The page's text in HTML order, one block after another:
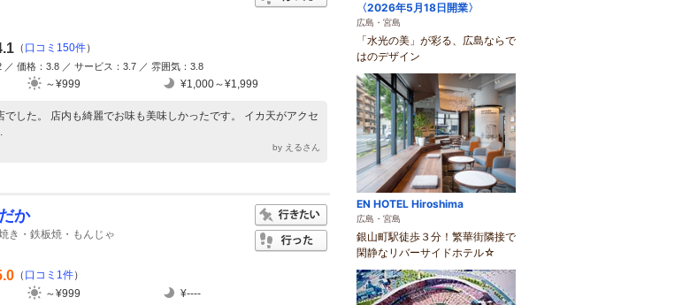
（ 口コミ150件）
／ 価格：3.8 ／ サービス：3.7 ／ 雰囲気：3.8
～¥999 ¥1,000～¥1,999
でした。 店内も綺麗でお味も美味しかったです。 イカ天がアクセ
by えるさん
か
き・鉄板焼・もんじゃ
（ 口コミ1件）
～¥999 ¥----
〈2026年5月18日開業〉
広島・宮島
「水光の美」が彩る、広島ならで
はのデザイン
EN HOTEL Hiroshima
広島・宮島
銀山町駅徒歩３分！繁華街隣接で
閑静なリバーサイドホテル☆